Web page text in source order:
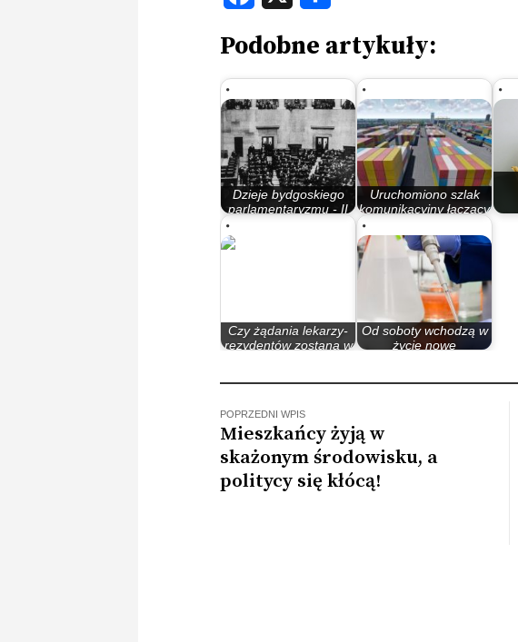
Podobne artykuły:
Dzieje bydgoskiego
parlamentaryzmu - II
Uruchomiono szlak
komunikacyjny łączący
Czy żądania lekarzy-
rezydentów zostaną w
Od soboty wchodzą w
życie nowe
POPRZEDNI WPIS
Mieszkańcy żyją w
skażonym środowisku, a
politycy się kłócą!